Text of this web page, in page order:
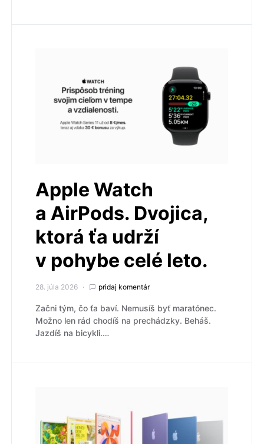
Apple Watch
a AirPods. Dvojica,
ktorá ťa udrží
v pohybe celé leto.
28. júla 2026 pridaj komentár
Začni tým, čo ťa baví. Nemusíš byť maratónec.
Možno len rád chodíš na prechádzky. Beháš.
Jazdíš na bicykli.…